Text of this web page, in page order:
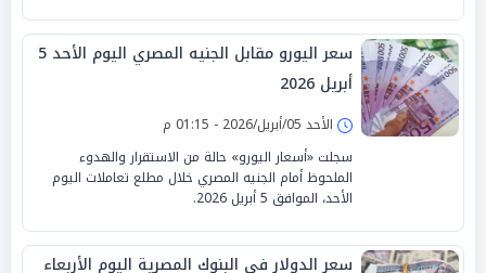
سعر اليورو مقابل الجنيه المصري اليوم الأحد 5
أبريل 2026
الأحد 05/أبريل/2026 - 01:15 م
سجلت «أسعار اليورو» حالة من الاستقرار والهدوء
الملحوظ أمام الجنيه المصري خلال مطلع تعاملات اليوم
الأحد، الموافق 5 أبريل 2026.
سعر الدولار في البنوك المصرية اليوم الأربعاء